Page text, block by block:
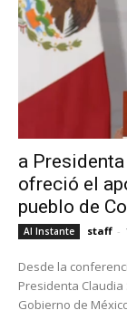
a
ofreció el
pueblo de
Al Instante staff -
Desde la
Presidenta
Gobierno de